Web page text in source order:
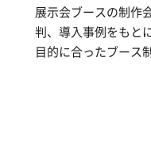
展示会ブースの制作
判、導入事例をもと
目的に合ったブース